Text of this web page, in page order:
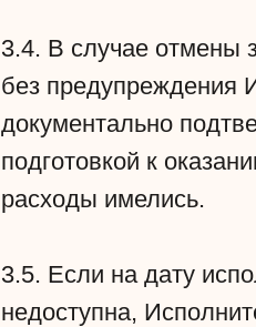
3.4. В случае отмены
без предупреждения
документально
подготовкой к
расходы имелись.
3.5. Если на дату
недоступна,